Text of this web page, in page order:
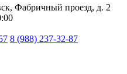
Фабричный проезд, д. 2
8 (988) 237-32-87